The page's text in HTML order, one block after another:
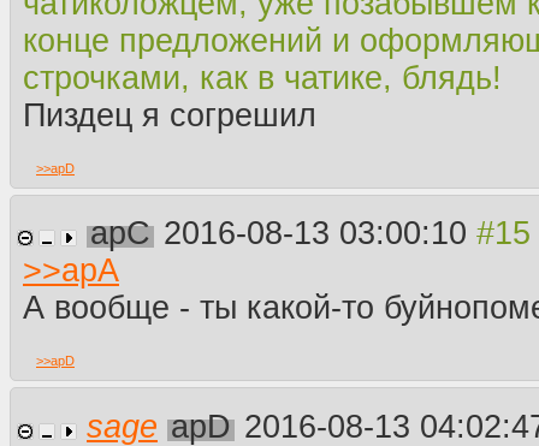
конце предложений и
строчками, как в чатике, блядь!
Пиздец я согрешил
>>apD
apC 2016-08-13 03:00:10
>>apA
А вообще - ты какой-то
>>apD
sage apD 2016-08-13